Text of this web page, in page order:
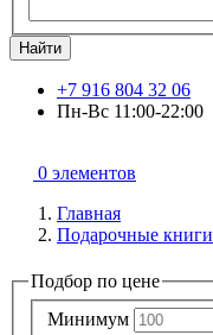
Найти
+7 916 804 32 06
Пн-Вс 11:00-22:00
0 элементов
Главная
Подарочные книги
Подбор по цене
Минимум